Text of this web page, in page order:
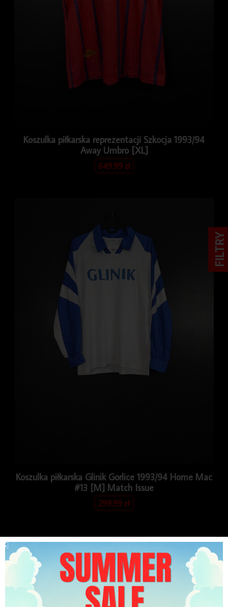
Koszulka piłkarska reprezentacji Szkocja 1993/94
Away Umbro [XL]
649.99zł
Koszulka piłkarska Glinik Gorlice 1993/94 Home Mac
#13 [M] Match Issue
299.99zł
FILTRY